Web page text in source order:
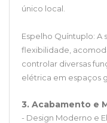
único local.
Espelho Quíntuplo: A
flexibilidade,
controlar diversas
elétrica em espaços
3. Acabamento e
- Design Moderno e